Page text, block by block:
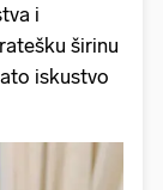
i
širinu
iskustvo